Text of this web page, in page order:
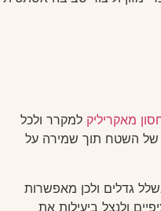
מאקריליק למקרר ולכל
של השטח תוך שמירה על
גדלים ולכן מאפשרות
ולנצל ביעילות את